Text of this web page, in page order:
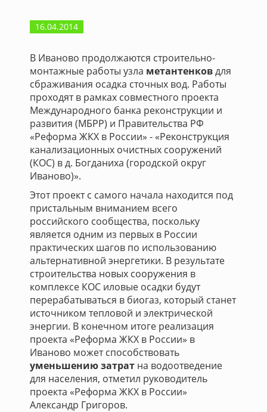
16.04.2014
В Иваново продолжаются строительно-
монтажные работы узла метантенковдля
сбраживания осадка сточных вод. Работы
проходят в рамках совместного проекта
Международного банка реконструкции и
развития (МБРР) и Правительства РФ
«Реформа ЖКХ в России» - «Реконструкция
канализационных очистных сооружений
(КОС) в д. Богданиха (городской округ
Иваново)».
Этот проект с самого начала находится под
пристальным вниманием всего
российского сообщества, поскольку
является одним из первых в России
практических шагов по использованию
альтернативной энергетики. В результате
строительства новых сооружения в
комплексе КОС иловые осадки будут
перерабатываться в биогаз, который станет
источником тепловой и электрической
энергии. В конечном итоге реализация
проекта «Реформа ЖКХ в России» в
Иваново может способствовать
уменьшению затрат на водоотведение
для населения, отметил руководитель
проекта «Реформа ЖКХ в России»
Александр Григоров.